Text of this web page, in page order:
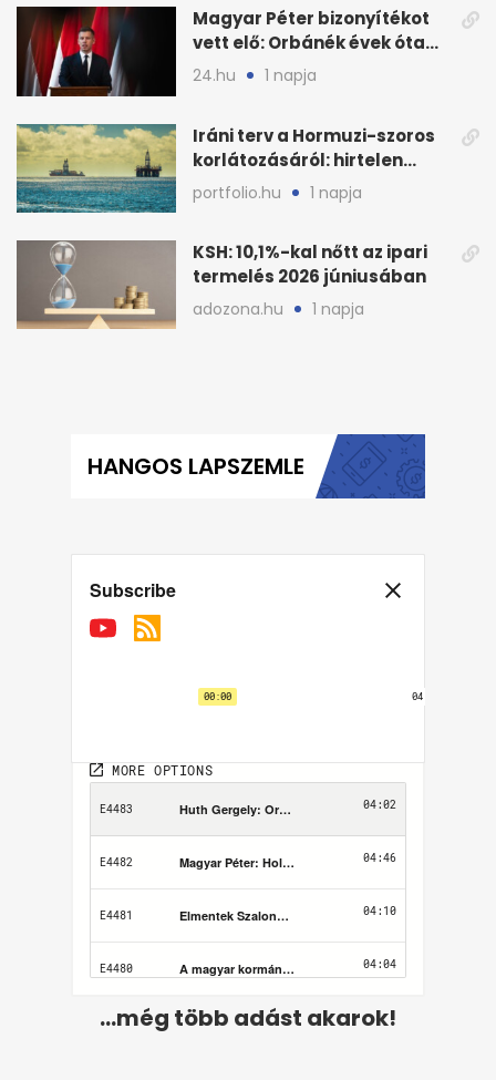
Magyar Péter bizonyítékot
vett elő: Orbánék évek óta
tudtak az energiarendszer
összeomlásáról
24.hu 1 napja
Iráni terv a Hormuzi-szoros
korlátozásáról: hirtelen
megugrott az olajár
portfolio.hu 1 napja
KSH: 10,1%-kal nőtt az ipari
termelés 2026 júniusában
adozona.hu 1 napja
HANGOS LAPSZEMLE
...még több adást akarok!